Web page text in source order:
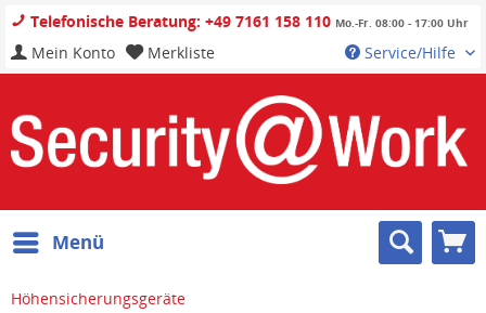
Telefonische Beratung: +49 7161 158 110 Mo.-Fr. 08:00 - 17:00 Uhr
Service/Hilfe
Mein Konto Merkliste
Menü
Höhensicherungsgeräte